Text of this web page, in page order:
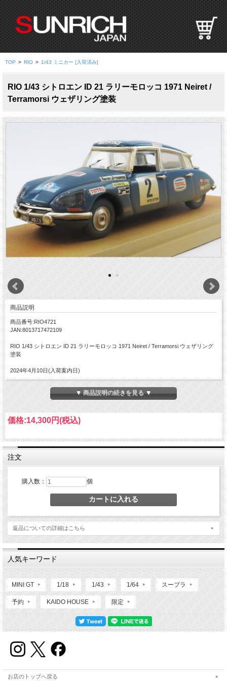
R
I
H
J
P
A
N
TOP > RIO > 1/43 ミニカー [入荷済み]
RIO 1/43 シトロエン ID 21 ラリーモロッコ 1971 Neiret /
Terramorsi ウェザリング塗装
商品説明
商品番号:RIO4721
JAN:8013717472109
RIO 1/43 シトロエン ID 21 ラリーモロッコ 1971 Neiret / Terramorsi ウェザリング
塗装
2024年4月10日(入荷案内日)
▼ 商品説明の続きを見る ▼
価格:14,300円(税込)
注文
購入数： 個
返品についての詳細はこちら
人気キーワード
MINI GT 1/18 1/43 1/64 スープラ
予約 KAIDO HOUSE 限定
お店のトップへ戻る